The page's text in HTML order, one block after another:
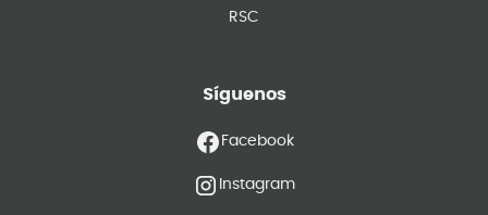
RSC
Síguenos
Facebook
Instagram